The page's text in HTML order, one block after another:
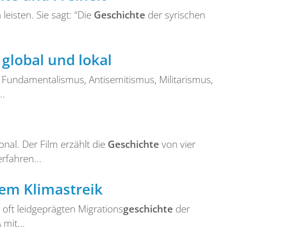
Sie sagt: “Die Geschichte der syrischen
und lokal
Antisemitismus, Militarismus,
Der Film erzählt die Geschichte von vier
Klimastreik
leidgeprägten Migrationsgeschichte der
mit...